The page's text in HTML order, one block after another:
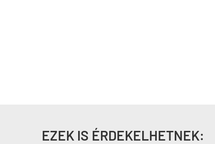
EZEK IS ÉRDEKELHETNEK: